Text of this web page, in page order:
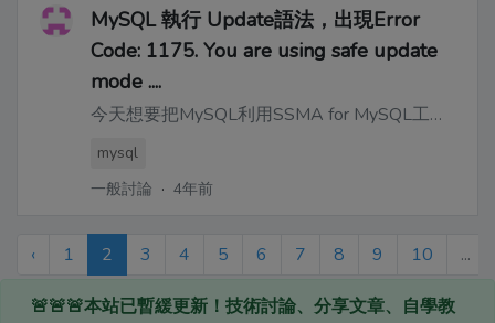
MySQL 執行 Update語法，出現Error
Code: 1175. You are using safe update
mode ....
今天想要把MySQL利用SSMA for MySQL工具轉成MsSQL前，想先修正MySQL的ZERO DATE資料格式，像是'0000-00-00' 這種日期格式，執行update時，卻出現以下錯誤。
mysql
一般討論 · 4年前
‹ 1 2 3 4 5 6 7 8 9 10 ...
🚨🚨🚨本站已暫緩更新！技術討論、分享文章、自學教